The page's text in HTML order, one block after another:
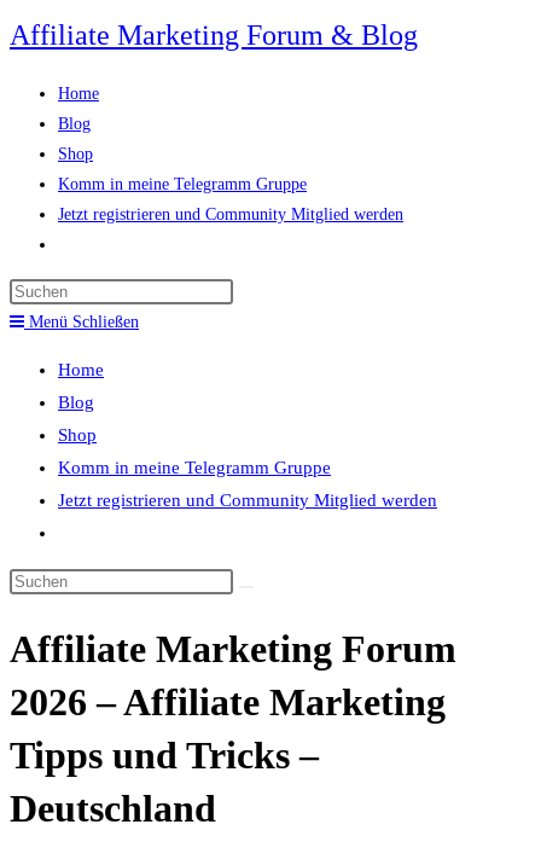
Zum
Inhalt
springen
Affiliate Marketing Forum & Blog
Home
Blog
Shop
Komm in meine Telegramm Gruppe
Jetzt registrieren und Community Mitglied werden
umschalten
panel.
Menü Schließen
Home
Blog
Shop
Komm in meine Telegramm Gruppe
Jetzt registrieren und Community Mitglied werden
umschalten
Diese
durchsuchen
Affiliate Marketing Forum
2026 – Affiliate Marketing
Tipps und Tricks –
Deutschland